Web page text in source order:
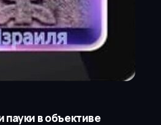
пауки в объективе